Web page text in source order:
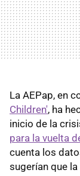
La AEPap, en
Children', ha
inicio de la
para la vuelta
cuenta los
sugerían que